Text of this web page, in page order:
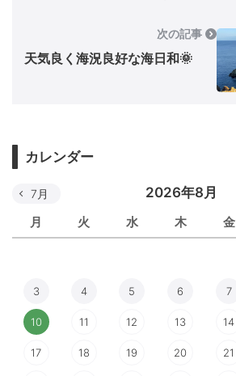
次の記事
天気良く海況良好な海日和🌞
カレンダー
2026年8月
月 火 水 木 金
7月
3 4 5 6 7
10 11 12 13 14
17 18 19 20 21